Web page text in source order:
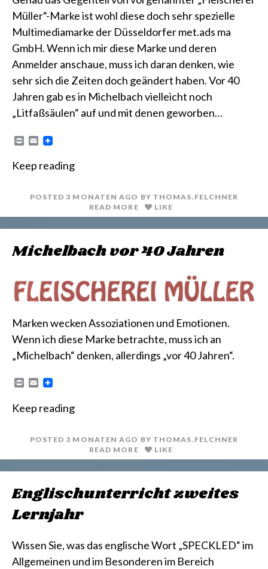
Müller“-Marke ist wohl diese doch sehr spezielle
Multimediamarke der Düsseldorfer met.ads ma
GmbH. Wenn ich mir diese Marke und deren
Anmelder anschaue, muss ich daran denken, wie
sehr sich die Zeiten doch geändert haben. Vor 40
Jahren gab es in Michelbach vielleicht noch
„Litfaßsäulen“ auf und mit denen geworben…
P
n
E
i
Keep reading
POSTED 3 MONATEN AGO BY THOMAS.FELCHNER
READ MORE
LIKE
Michelbach vor 40 Jahren
Marken wecken Assoziationen und Emotionen.
Wenn ich diese Marke betrachte, muss ich an
„Michelbach“ denken, allerdings „vor 40 Jahren“.
n
E
i
Keep reading
POSTED 3 MONATEN AGO BY THOMAS.FELCHNER
READ MORE
LIKE
Englischunterricht zweites
Lernjahr
Wissen Sie, was das englische Wort „SPECKLED“ im
Allgemeinen und im Besonderen im Bereich